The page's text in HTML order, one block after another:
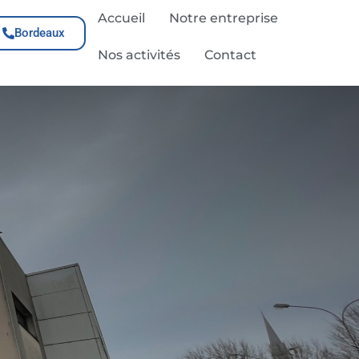
Bordeaux
Accueil Notre entreprise
Nos activités Contact